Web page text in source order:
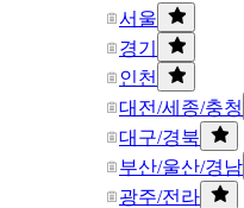
서울
경기
인천
대전/세종/충청
대구/경북
부산/울산/경남
광주/전라